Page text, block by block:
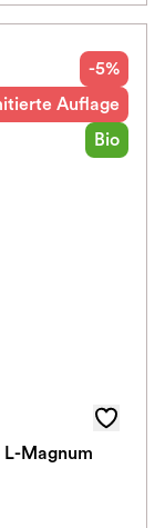
-5%
Auflage
Bio
L-Magnum